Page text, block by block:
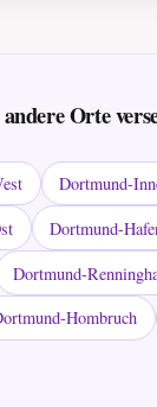
Orte
Dortmund-
Dortmund-
Dortmund-
Hombruch